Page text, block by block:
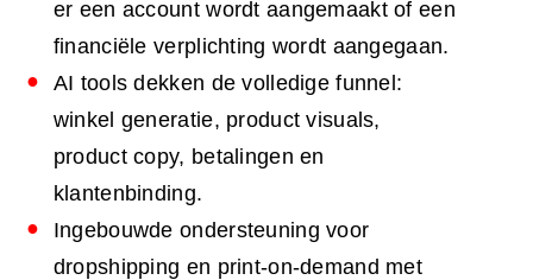
er een account wordt aangemaakt of een
financiële verplichting wordt aangegaan.
AI tools dekken de volledige funnel:
winkel generatie, product visuals,
product copy, betalingen en
klantenbinding.
Ingebouwde ondersteuning voor
dropshipping en print-on-demand met